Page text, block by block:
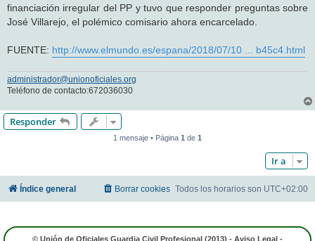
financiación irregular del PP y tuvo que responder preguntas sobre
José Villarejo, el polémico comisario ahora encarcelado.
FUENTE: http://www.elmundo.es/espana/2018/07/10 ... b45c4.html
administrador@unionoficiales.org
Teléfono de contacto:672036030
Responder
1 mensaje • Página 1 de 1
Ir a
Índice general Todos los horarios son UTC+02:00
Borrar cookies
© Unión de Oficiales Guardia Civil Profesional (2013) - Aviso Legal -